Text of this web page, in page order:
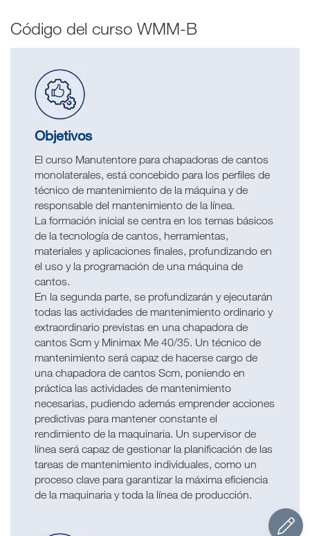
Código del curso WMM-B
Objetivos
El curso Manutentore para chapadoras de cantos
monolaterales, está concebido para los perfiles de
técnico de mantenimiento de la máquina y de
responsable del mantenimiento de la línea.
La formación inicial se centra en los temas básicos
de la tecnología de cantos, herramientas,
materiales y aplicaciones finales, profundizando en
el uso y la programación de una máquina de
cantos.
En la segunda parte, se profundizarán y ejecutarán
todas las actividades de mantenimiento ordinario y
extraordinario previstas en una chapadora de
cantos Scm y Minimax Me 40/35. Un técnico de
mantenimiento será capaz de hacerse cargo de
una chapadora de cantos Scm, poniendo en
práctica las actividades de mantenimiento
necesarias, pudiendo además emprender acciones
predictivas para mantener constante el
rendimiento de la maquinaria. Un supervisor de
línea será capaz de gestionar la planificación de las
tareas de mantenimiento individuales, como un
proceso clave para garantizar la máxima eficiencia
de la maquinaria y toda la línea de producción.